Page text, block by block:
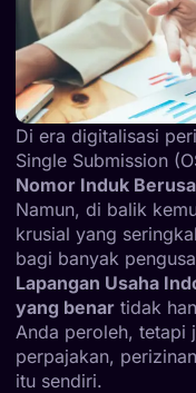
Di era digitalisasi
Single Submission
Nomor Induk
Namun, di balik
krusial yang
bagi banyak
Lapangan Usaha
yang benar tidak
Anda peroleh, tetapi
perpajakan,
itu sendiri.